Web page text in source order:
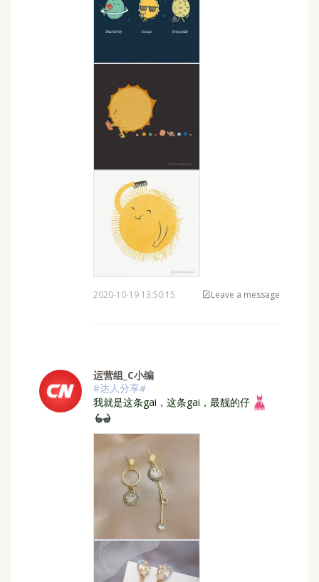
2020-10-19 13:50:15 Leave a message
运营组_C小编
#达人分享#
⁣我就是这条gai，这条gai，最靓的仔